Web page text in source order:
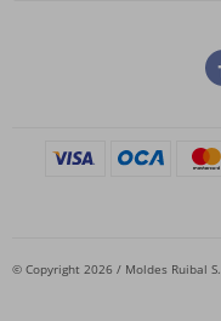
© Copyright 2026 / Moldes Ruibal